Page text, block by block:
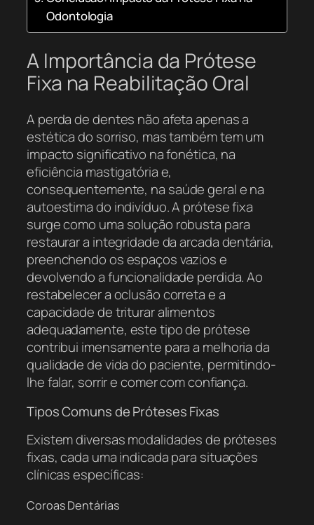
Odontologia
A Importância da Prótese
Fixa na Reabilitação Oral
A perda de dentes não afeta apenas a
estética do sorriso, mas também tem um
impacto significativo na fonética, na
eficiência mastigatória e,
consequentemente, na saúde geral e na
autoestima do indivíduo. A prótese fixa
surge como uma solução robusta para
restaurar a integridade da arcada dentária,
preenchendo os espaços vazios e
devolvendo a funcionalidade perdida. Ao
restabelecer a oclusão correta e a
capacidade de triturar alimentos
adequadamente, este tipo de prótese
contribui imensamente para a melhoria da
qualidade de vida do paciente, permitindo-
lhe falar, sorrir e comer com confiança.
Tipos Comuns de Próteses Fixas
Existem diversas modalidades de próteses
fixas, cada uma indicada para situações
clínicas específicas:
Coroas Dentárias